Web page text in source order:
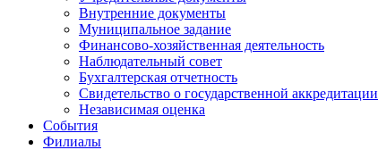
Внутренние документы
Муниципальное задание
Финансово-хозяйственная деятельность
Наблюдательный совет
Бухгалтерская отчетность
Свидетельство о государственной аккредитации
Независимая оценка
События
Филиалы